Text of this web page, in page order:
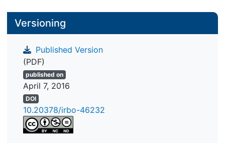
Versioning
Published Version
(PDF)
published on
April 7, 2016
DOI
10.20378/irbo-46232